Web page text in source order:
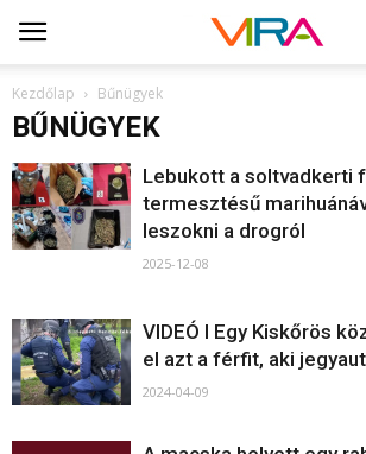
Kezdőlap Bűnügyek
BŰNÜGYEK
Lebukott a soltvadkerti
termesztésű
leszokni a drogról
2025-12-08
VIDEÓ I Egy Kiskőrös
el azt a férfit, aki
2024-04-09